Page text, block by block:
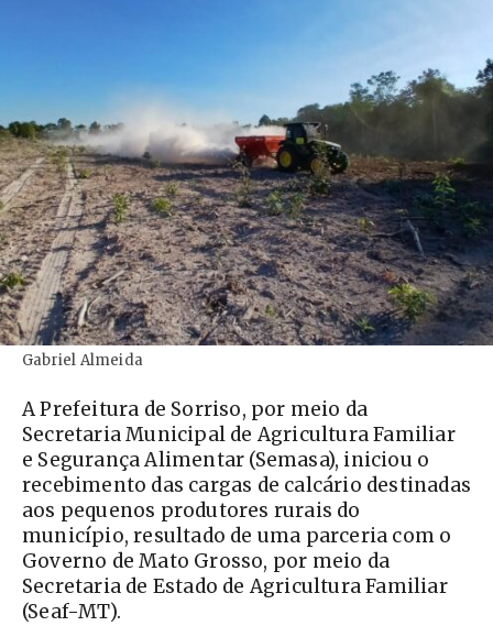
Gabriel Almeida
A Prefeitura de Sorriso, por meio da
Secretaria Municipal de Agricultura Familiar
e Segurança Alimentar (Semasa), iniciou o
recebimento das cargas de calcário destinadas
aos pequenos produtores rurais do
município, resultado de uma parceria com o
Governo de Mato Grosso, por meio da
Secretaria de Estado de Agricultura Familiar
(Seaf-MT).